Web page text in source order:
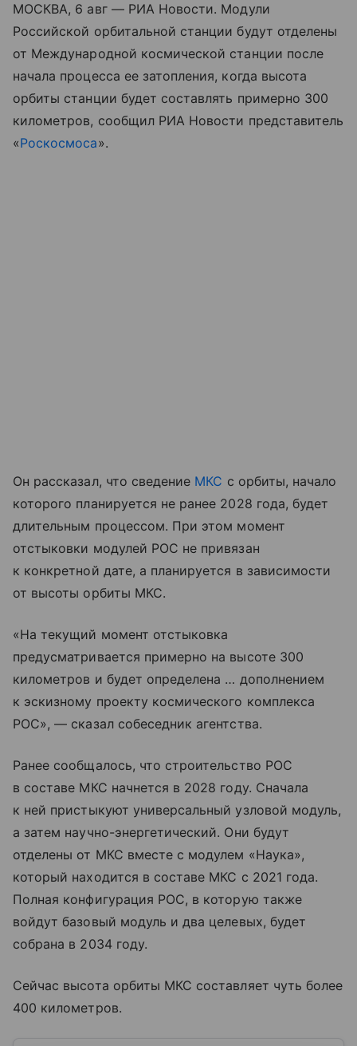
МОСКВА, 6 авг — РИА Новости. Модули
Российской орбитальной станции будут отделены
от Международной космической станции после
начала процесса ее затопления, когда высота
орбиты станции будет составлять примерно 300
километров, сообщил РИА Новости представитель
«Роскосмоса».
Он рассказал, что сведение МКС с орбиты, начало
которого планируется не ранее 2028 года, будет
длительным процессом. При этом момент
отстыковки модулей РОС не привязан
к конкретной дате, а планируется в зависимости
от высоты орбиты МКС.
«На текущий момент отстыковка
предусматривается примерно на высоте 300
километров и будет определена … дополнением
к эскизному проекту космического комплекса
РОС», — сказал собеседник агентства.
Ранее сообщалось, что строительство РОС
в составе МКС начнется в 2028 году. Сначала
к ней пристыкуют универсальный узловой модуль,
а затем научно-энергетический. Они будут
отделены от МКС вместе с модулем «Наука»,
который находится в составе МКС с 2021 года.
Полная конфигурация РОС, в которую также
войдут базовый модуль и два целевых, будет
собрана в 2034 году.
Сейчас высота орбиты МКС составляет чуть более
400 километров.